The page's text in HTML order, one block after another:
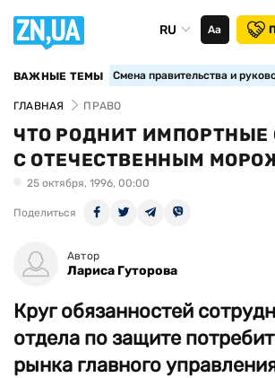
RU Аа
ВАЖНЫЕ ТЕМЫ Смена правительства и
ГЛАВНАЯ ПРАВО
ЧТО РОДНИТ ИМПОРТНЫЕ
С ОТЕЧЕСТВЕННЫМ
25 октября, 1996, 00:00
Поделиться
Автор
Лариса Гуторова
Круг обязанностей
отдела по защите
рынка главного